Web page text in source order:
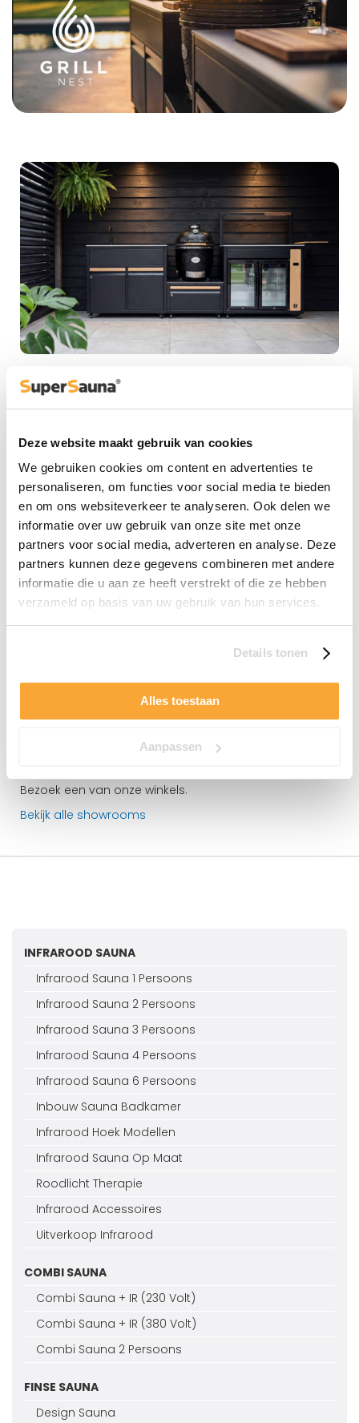
Deze website maakt gebruik van cookies
We gebruiken cookies om content en advertenties te
personaliseren, om functies voor social media te bieden
en om ons websiteverkeer te analyseren. Ook delen we
informatie over uw gebruik van onze site met onze
partners voor social media, adverteren en analyse. Deze
partners kunnen deze gegevens combineren met andere
informatie die u aan ze heeft verstrekt of die ze hebben
verzameld op basis van uw gebruik van hun services.
Details tonen
Alles toestaan
Aanpassen
Gun jezelf een GrillNest
buitenkeuken
Meer informatie over de buiten keukens van GrillNest,
download de brochure
Brochure downloaden
Bezoek een showroom
Bezoek een van onze winkels.
Bekijk alle showrooms
INFRAROOD SAUNA
Infrarood Sauna 1 Persoons
Infrarood Sauna 2 Persoons
Infrarood Sauna 3 Persoons
Infrarood Sauna 4 Persoons
Infrarood Sauna 6 Persoons
Inbouw Sauna Badkamer
Infrarood Hoek Modellen
Infrarood Sauna Op Maat
Roodlicht Therapie
Infrarood Accessoires
Uitverkoop Infrarood
COMBI SAUNA
Combi Sauna + IR (230 Volt)
Combi Sauna + IR (380 Volt)
Combi Sauna 2 Persoons
FINSE SAUNA
Design Sauna